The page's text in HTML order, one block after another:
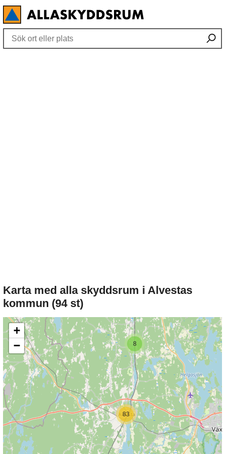
Karta med alla skyddsrum i Alvestas
kommun (94 st)
83
8
+
−